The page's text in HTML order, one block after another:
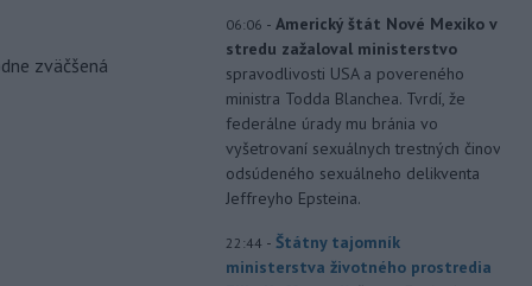
zväčšená
06:06 - Americký štát Nové Mexiko v
stredu zažaloval ministerstvo
spravodlivosti USA a povereného
ministra Todda Blanchea. Tvrdí, že
federálne úrady mu bránia vo
vyšetrovaní sexuálnych trestných činov
odsúdeného sexuálneho delikventa
Jeffreyho Epsteina.
22:44 - Štátny tajomník
ministerstva životného prostredia